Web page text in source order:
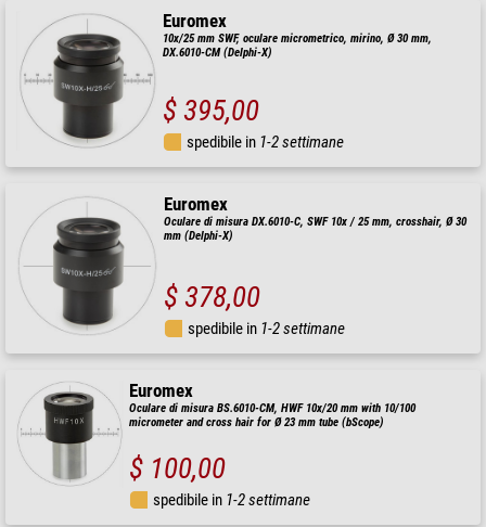
Euromex
10x/25 mm SWF, oculare micrometrico, mirino, Ø 30 mm,
DX.6010-CM (Delphi-X)
$ 395,00
spedibile in 1-2 settimane
Euromex
Oculare di misura DX.6010-C, SWF 10x / 25 mm, crosshair, Ø 30
mm (Delphi-X)
$ 378,00
spedibile in 1-2 settimane
Euromex
Oculare di misura BS.6010-CM, HWF 10x/20 mm with 10/100
micrometer and cross hair for Ø 23 mm tube (bScope)
$ 100,00
spedibile in 1-2 settimane